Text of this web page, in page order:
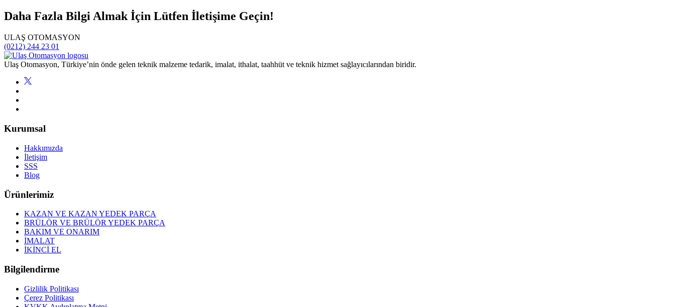
Daha Fazla Bilgi Almak İçin Lütfen İletişime Geçin!
ULAŞ OTOMASYON
(0212) 244 23 01
Ulaş Otomasyon, Türkiye’nin önde gelen teknik malzeme tedarik, imalat, ithalat, taahhüt ve teknik hizmet sağlayıcılarından biridir.
Kurumsal
Hakkımızda
İletişim
SSS
Blog
Ürünlerimiz
KAZAN VE KAZAN YEDEK PARÇA
BRÜLÖR VE BRÜLÖR YEDEK PARÇA
BAKIM VE ONARIM
İMALAT
İKİNCİ EL
Bilgilendirme
Gizlilik Politikası
Çerez Politikası